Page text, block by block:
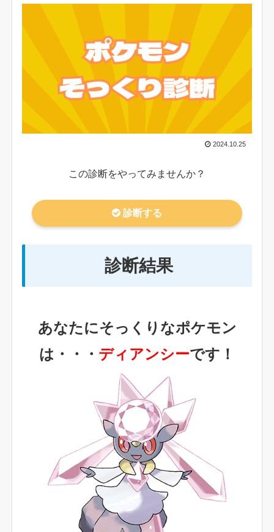
2024.10.25
この診断をやってみませんか？
診断する
診断結果
あなたにそっくりなポケモン
は・・・ ディアンシーです！